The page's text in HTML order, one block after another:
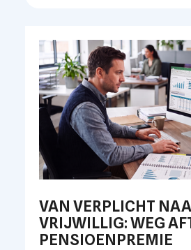
VAN VERPLICHT
VRIJWILLIG: WEG
PENSIOENPREMIE